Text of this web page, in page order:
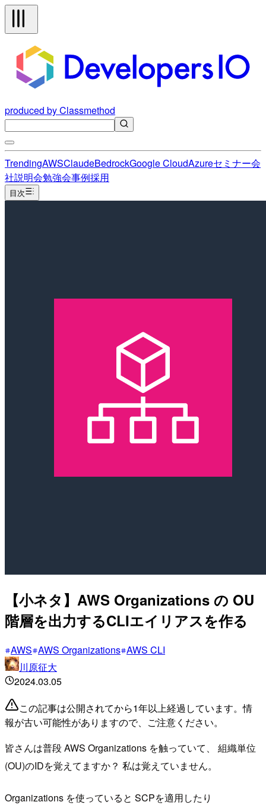
produced by Classmethod
TrendingAWSClaudeBedrockGoogle CloudAzureセミナー会
社説明会勉強会事例採用
目次
【小ネタ】AWS Organizations の OU
階層を出力するCLIエイリアスを作る
AWS AWS Organizations AWS CLI
川原征大
2024.03.05
この記事は公開されてから1年以上経過しています。情
報が古い可能性がありますので、ご注意ください。
皆さんは普段 AWS Organizations を触っていて、 組織単位
(OU)のIDを覚えてますか？ 私は覚えていません。
Organizations を使っていると SCPを適用したり